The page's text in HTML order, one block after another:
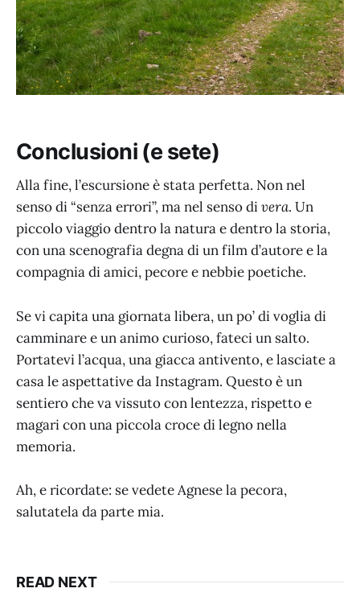
Conclusioni (e sete)
Alla fine, l’escursione è stata perfetta. Non nel
senso di “senza errori”, ma nel senso divera. Un
piccolo viaggio dentro la natura e dentro la storia,
con una scenografia degna di un film d’autore e la
compagnia di amici, pecore e nebbie poetiche.
Se vi capita una giornata libera, un po’ di voglia di
camminare e un animo curioso, fateci un salto.
Portatevi l’acqua, una giacca antivento, e lasciate a
casa le aspettative da Instagram. Questo è un
sentiero che va vissuto con lentezza, rispetto e
magari con una piccola croce di legno nella
memoria.
Ah, e ricordate: se vedete Agnese la pecora,
salutatela da parte mia.
READ NEXT